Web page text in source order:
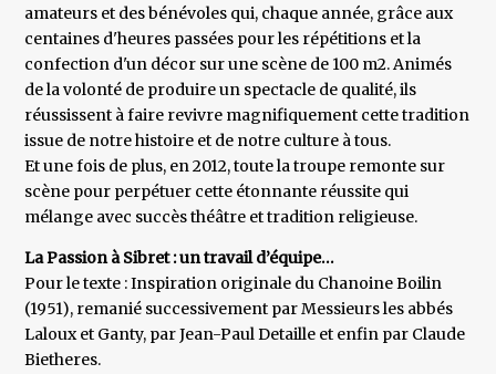
amateurs et des bénévoles qui, chaque année, grâce aux
centaines d'heures passées pour les répétitions et la
confection d'un décor sur une scène de 100 m2. Animés
de la volonté de produire un spectacle de qualité, ils
réussissent à faire revivre magnifiquement cette tradition
issue de notre histoire et de notre culture à tous.
Et une fois de plus, en 2012, toute la troupe remonte sur
scène pour perpétuer cette étonnante réussite qui
mélange avec succès théâtre et tradition religieuse.
La Passion à Sibret : un travail d’équipe…
Pour le texte : Inspiration originale du Chanoine Boilin
(1951), remanié successivement par Messieurs les abbés
Laloux et Ganty, par Jean-Paul Detaille et enfin par Claude
Bietheres.